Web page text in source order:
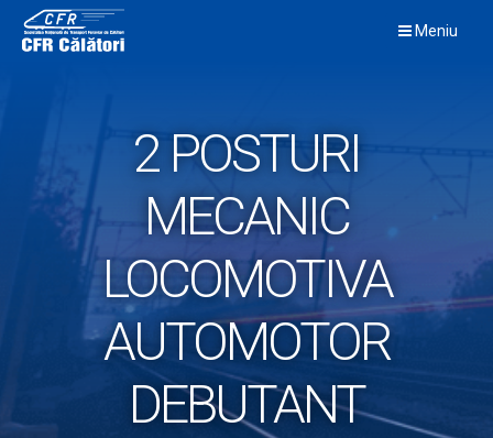
content
Meniu
2 POSTURI
MECANIC
LOCOMOTIVA
AUTOMOTOR
DEBUTANT